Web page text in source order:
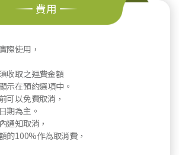
費用
際使用，
收取之運費金額
示在預約選項中。
可以免費取消，
期為主。
通知取消，
的100%作為取消費，